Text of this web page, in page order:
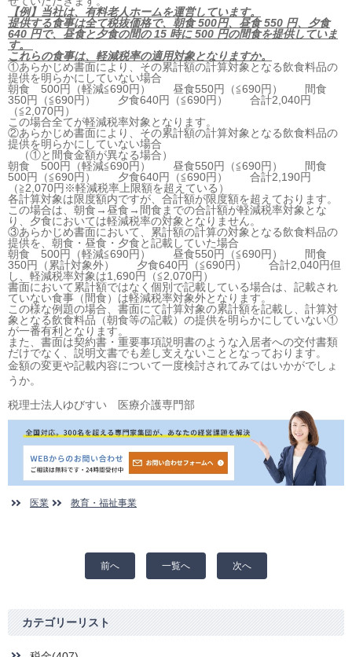
【例】当社は、有料老人ホームを運営しています。
提供する食事は全て税抜価格で、朝食 500円、昼食 550 円、夕食
640 円で、昼食と夕食の間の 15 時に 500 円の間食を提供していま
す。
これらの食事は、軽減税率の適用対象となりますか。
①あらかじめ書面により、その累計額の計算対象となる飲食料品の
提供を明らかにしていない場合
朝食 500円（軽減≦690円） 昼食550円（≦690円） 間食
350円（≦690円） 夕食640円（≦690円） 合計2,040円
（≦2,070円）
この場合全てが軽減税率対象となります。
②あらかじめ書面により、その累計額の計算対象となる飲食料品の
提供を明らかにしていない場合
（①と間食金額が異なる場合）
朝食 500円（軽減≦690円） 昼食550円（≦690円） 間食
500円（≦690円） 夕食640円（≦690円） 合計2,190円
（≧2,070円※軽減税率上限額を超えている）
各計算対象は限度額内ですが、合計額が限度額を超えております。
この場合は、朝食→昼食→間食までの合計額が軽減税率対象とな
り、夕食においては軽減税率の対象となりません。
③あらかじめ書面において、累計額の計算の対象となる飲食料品の
提供を、朝食・昼食・夕食と記載していた場合
朝食 500円（軽減≦690円） 昼食550円（≦690円） 間食
350円（累計対象外） 夕食640円（≦690円） 合計2,040円但
し、軽減税率対象は1,690円（≦2,070円）
書面において累計額ではなく個別で記載している場合は、記載され
ていない食事（間食）は軽減税率対象外となります。
この様な例題の場合、書面にて計算対象の累計額を記載し、計算対
象となる飲食料品（朝食等の記載）の提供を明らかにしていない①
が一番有利となります。
また、書面は契約書・重要事項説明書のような入居者への交付書類
だけでなく、説明文書でも差し支えないこととなっております。
金額の変更や記載内容について一度検討されてみてはいかがでしょ
うか。
税理士法人ゆびすい 医療介護専門部
医業 教育・福祉事業
前へ 一覧へ 次へ
カテゴリーリスト